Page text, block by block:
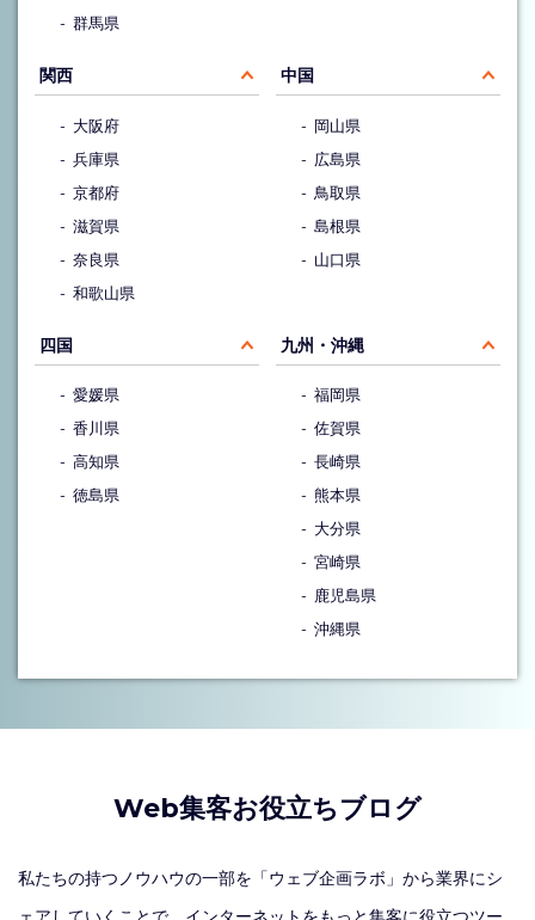
群馬県
関西
大阪府
兵庫県
京都府
滋賀県
奈良県
和歌山県
中国
岡山県
広島県
鳥取県
島根県
山口県
四国
愛媛県
香川県
高知県
徳島県
九州・沖縄
福岡県
佐賀県
長崎県
熊本県
大分県
宮崎県
鹿児島県
沖縄県
Web集客お役立ちブログ
私たちの持つノウハウの一部を「ウェブ企画ラボ」から業界にシ